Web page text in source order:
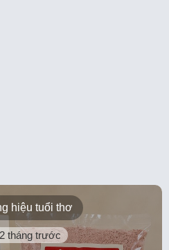
hiệu tuổi thơ
2 tháng trước